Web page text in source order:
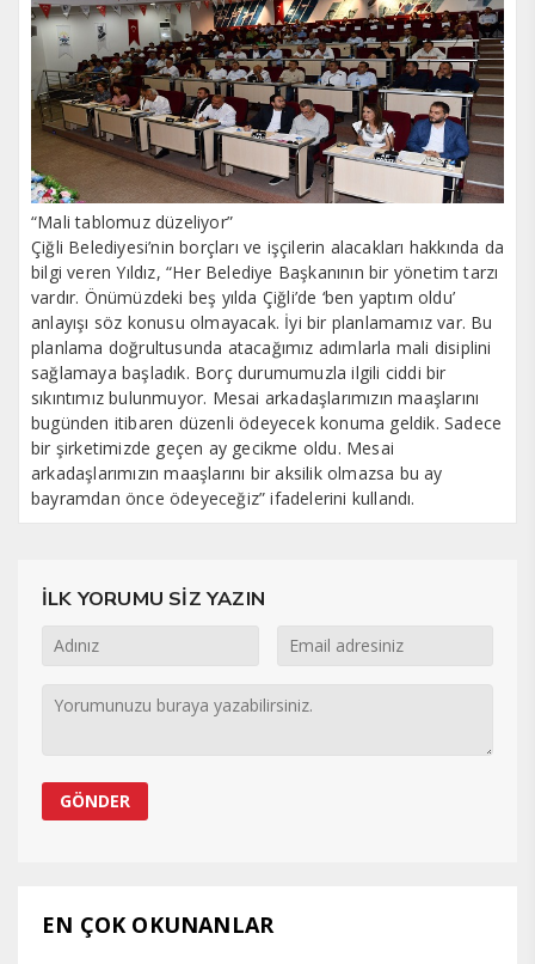
“Mali tablomuz düzeliyor”
Çiğli Belediyesi’nin borçları ve işçilerin alacakları hakkında da
bilgi veren Yıldız, “Her Belediye Başkanının bir yönetim tarzı
vardır. Önümüzdeki beş yılda Çiğli’de ‘ben yaptım oldu’
anlayışı söz konusu olmayacak. İyi bir planlamamız var. Bu
planlama doğrultusunda atacağımız adımlarla mali disiplini
sağlamaya başladık. Borç durumumuzla ilgili ciddi bir
sıkıntımız bulunmuyor. Mesai arkadaşlarımızın maaşlarını
bugünden itibaren düzenli ödeyecek konuma geldik. Sadece
bir şirketimizde geçen ay gecikme oldu. Mesai
arkadaşlarımızın maaşlarını bir aksilik olmazsa bu ay
bayramdan önce ödeyeceğiz” ifadelerini kullandı.
İLK YORUMU SİZ YAZIN
EN ÇOK OKUNANLAR